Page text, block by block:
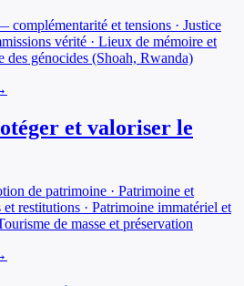
et tensions · Justice
vérité · Lieux de mémoire et
des génocides (Shoah, Rwanda)
et valoriser le
de patrimoine · Patrimoine et
restitutions · Patrimoine immatériel et
de masse et préservation